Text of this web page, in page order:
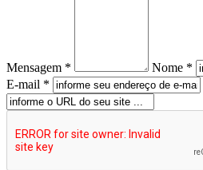
Mensagem *
Nome *
E-mail *